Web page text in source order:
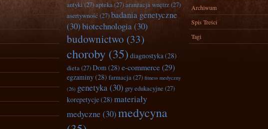
antyki(27)apteka(27)aranżacja wnętrz(27)
asertywność (27)badania genetyczne
(30)biotechnologia(30)
budownictwo (33)
choroby (35) diagnostyka(28)
dieta(27)Dom(28) e-commerce(29)
egzaminy(28) farmacja(27) fitness medyczny
(26) genetyka(30) gry edukacyjne (27)
korepetycje(28) materiały
medyczne (30)medycyna
Archiwum
Spis Treści
Tagi